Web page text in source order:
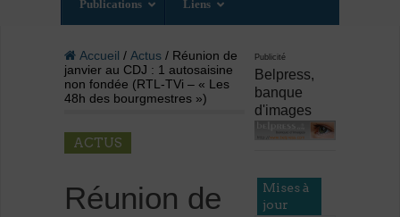
Publications Liens
Accueil / Actus/ Réunion de
janvier au CDJ : 1 autosaisine
non fondée (RTL-TVi – « Les
48h des bourgmestres »)
ACTUS
Réunion de
Publicité
Belpress,
banque
d'images
Mises à
jour